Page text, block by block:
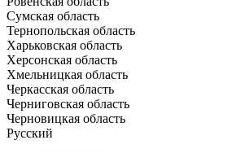
Сумская область
Тернопольская область
Харьковская область
Херсонская область
Хмельницкая область
Черкасская область
Черниговская область
Черновицкая область
Русский